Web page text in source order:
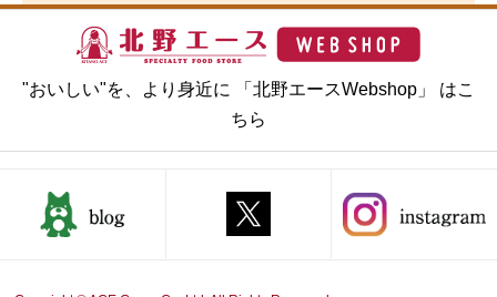
"おいしい"を、より身近に 「北野エースWebshop」 はこ
ちら